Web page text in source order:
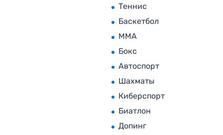
Теннис
Баскетбол
MMA
Бокс
Автоспорт
Шахматы
Киберспорт
Биатлон
Допинг